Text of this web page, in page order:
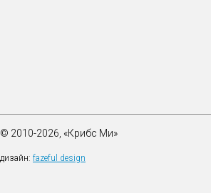
© 2010-2026, «Крибс Ми»
дизайн: fazeful design